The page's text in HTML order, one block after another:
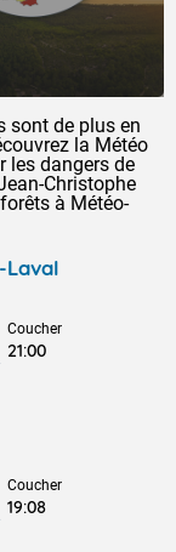
sont de plus en
la Météo
les dangers de
Christophe
à Météo-
Laval
Coucher
21:00
Coucher
19:08